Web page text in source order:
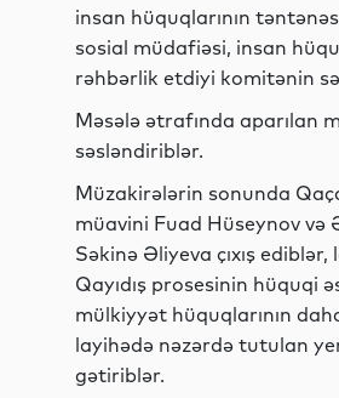
insan hüquqlarının
sosial müdafiəsi, insan
rəhbərlik etdiyi komitənin
Məsələ ətrafında aparılan
səsləndiriblər.
Müzakirələrin sonunda
müavini Fuad Hüseynov
Səkinə Əliyeva çıxış
Qayıdış prosesinin hüquqi
mülkiyyət hüquqlarının
layihədə nəzərdə tutulan
gətiriblər.